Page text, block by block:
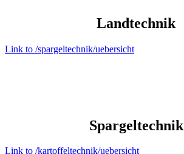
Land­technik
Link to /spargeltechnik/uebersicht
Spargel­technik
Link to /kartoffeltechnik/uebersicht